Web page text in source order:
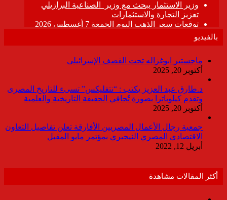
بالفيديو
ماجستير ابوغزاله تحت القصف الإسرائيلى
أكتوبر 20, 2025
د.طارق عبد العزيز يكتب : “نتفليكس” تسىء للتاريخ المصرى
وتقدم كيلوباترا بصورة تُجافي الحقيقة التاريخية والعلمية
أكتوبر 20, 2025
جمعية رجال الأعمال المصريين الأفارقة تعلن تفاصيل التعاون
الاقتصادي المصري النيجيري بمؤتمر مايو المقبل
أبريل 12, 2022
أكثر المقالات مشاهدة